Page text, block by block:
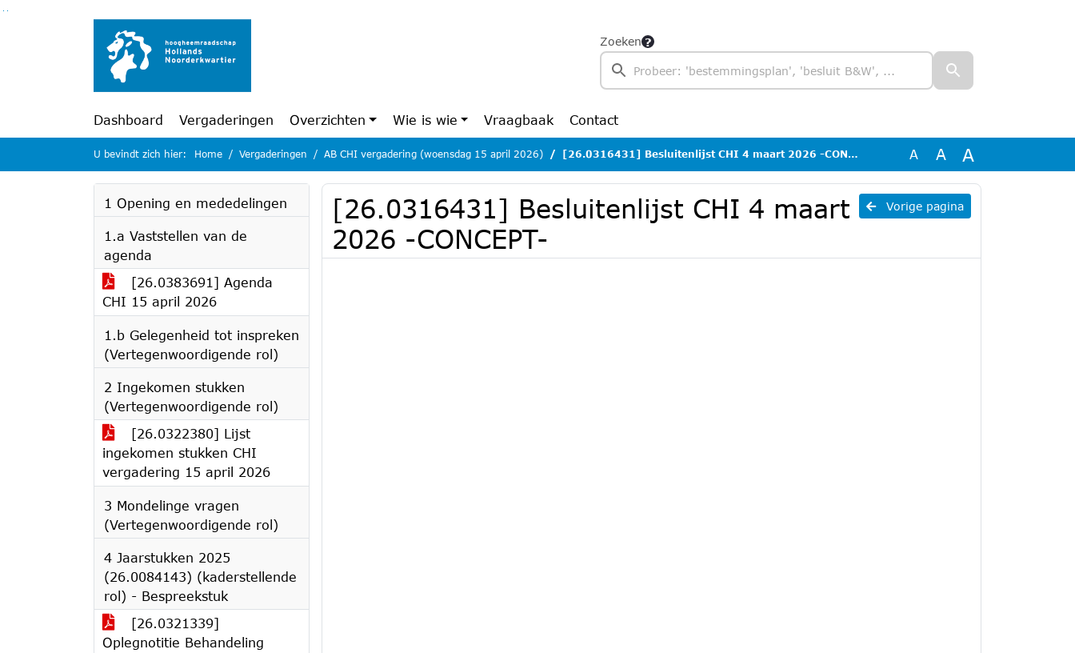
Ga naar de inhoud van deze pagina
Ga naar het zoeken
Ga naar het menu
Zoeken
Dashboard Vergaderingen Overzichten Wie is wie Vraagbaak Contact
U bevindt zich hier: Home Vergaderingen AB CHI vergadering (woensdag 15 april 2026) [26.0316431] Besluitenlijst CHI 4 maart 2026 -CONCEPT- A A A
1 Opening en mededelingen
1.a Vaststellen van de
agenda
[26.0383691] Agenda
CHI 15 april 2026
1.b Gelegenheid tot inspreken
(Vertegenwoordigende rol)
2 Ingekomen stukken
(Vertegenwoordigende rol)
[26.0322380] Lijst
ingekomen stukken CHI
vergadering 15 april 2026
3 Mondelinge vragen
(Vertegenwoordigende rol)
4 Jaarstukken 2025
(26.0084143) (kaderstellende
rol) - Bespreekstuk
[26.0321339]
Oplegnotitie Behandeling
Vorige pagina
[26.0316431] Besluitenlijst CHI 4 maart
2026 -CONCEPT-